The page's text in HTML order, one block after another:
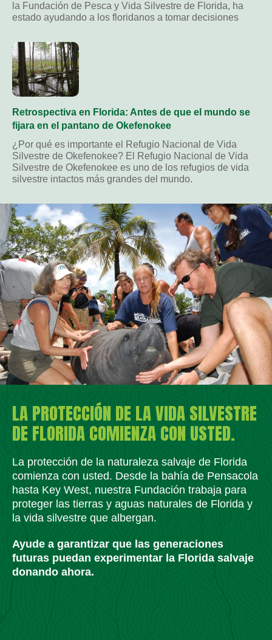
la Fundación de Pesca y Vida Silvestre de Florida, ha
estado ayudando a los floridanos a tomar decisiones
Retrospectiva en Florida: Antes de que el mundo se
fijara en el pantano de Okefenokee
¿Por qué es importante el Refugio Nacional de Vida
Silvestre de Okefenokee? El Refugio Nacional de Vida
Silvestre de Okefenokee es uno de los refugios de vida
silvestre intactos más grandes del mundo.
LA PROTECCIÓN DE LA VIDA SILVESTRE
DE FLORIDA COMIENZA CON USTED.
La protección de la naturaleza salvaje de Florida
comienza con usted. Desde la bahía de Pensacola
hasta Key West, nuestra Fundación trabaja para
proteger las tierras y aguas naturales de Florida y
la vida silvestre que albergan.
Ayude a garantizar que las generaciones
futuras puedan experimentar la Florida salvaje
donando ahora.